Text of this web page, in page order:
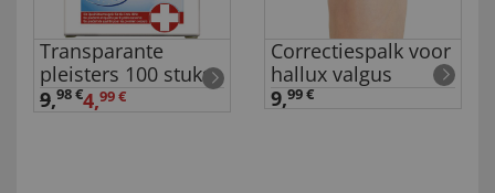
Transparante
pleisters 100 stuks
9,98 €4,99 €
Correctiespalk voor
hallux valgus
9,99 €